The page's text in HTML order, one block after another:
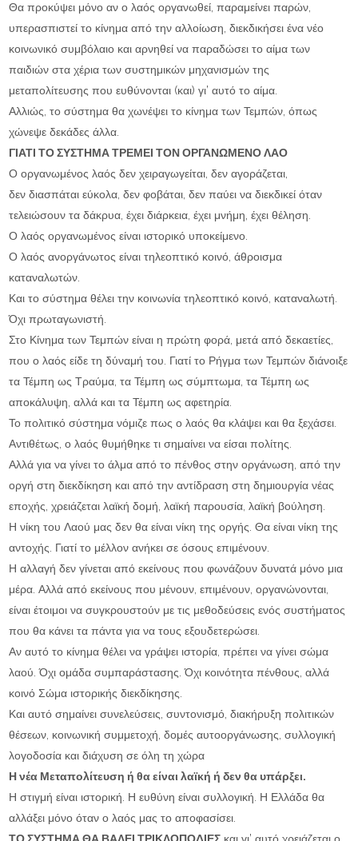
Θα προκύψει μόνο αν ο λαός οργανωθεί, παραμείνει παρών,
υπερασπιστεί το κίνημα από την αλλοίωση, διεκδικήσει ένα νέο
κοινωνικό συμβόλαιο και αρνηθεί να παραδώσει το αίμα των
παιδιών στα χέρια των συστημικών μηχανισμών της
μεταπολίτευσης που ευθύνονται (και) γι’ αυτό το αίμα.
Αλλιώς, το σύστημα θα χωνέψει το κίνημα των Τεμπών, όπως
χώνεψε δεκάδες άλλα.
ΓΙΑΤΙ ΤΟ ΣΥΣΤΗΜΑ ΤΡΕΜΕΙ ΤΟΝ ΟΡΓΑΝΩΜΕΝΟ ΛΑΟ
Ο οργανωμένος λαός δεν χειραγωγείται, δεν αγοράζεται,
δεν διασπάται εύκολα, δεν φοβάται, δεν παύει να διεκδικεί όταν
τελειώσουν τα δάκρυα, έχει διάρκεια, έχει μνήμη, έχει θέληση.
Ο λαός οργανωμένος είναι ιστορικό υποκείμενο.
Ο λαός ανοργάνωτος είναι τηλεοπτικό κοινό, άθροισμα
καταναλωτών.
Και το σύστημα θέλει την κοινωνία τηλεοπτικό κοινό, καταναλωτή.
Όχι πρωταγωνιστή.
Στο Κίνημα των Τεμπών είναι η πρώτη φορά, μετά από δεκαετίες,
που ο λαός είδε τη δύναμή του. Γιατί το Ρήγμα των Τεμπών διάνοιξε
τα Τέμπη ως Τραύμα, τα Τέμπη ως σύμπτωμα, τα Τέμπη ως
αποκάλυψη, αλλά και τα Τέμπη ως αφετηρία.
Το πολιτικό σύστημα νόμιζε πως ο λαός θα κλάψει και θα ξεχάσει.
Αντιθέτως, ο λαός θυμήθηκε τι σημαίνει να είσαι πολίτης.
Αλλά για να γίνει το άλμα από το πένθος στην οργάνωση, από την
οργή στη διεκδίκηση και από την αντίδραση στη δημιουργία νέας
εποχής, χρειάζεται λαϊκή δομή, λαϊκή παρουσία, λαϊκή βούληση.
Η νίκη του Λαού μας δεν θα είναι νίκη της οργής. Θα είναι νίκη της
αντοχής. Γιατί το μέλλον ανήκει σε όσους επιμένουν.
Η αλλαγή δεν γίνεται από εκείνους που φωνάζουν δυνατά μόνο μια
μέρα. Αλλά από εκείνους που μένουν, επιμένουν, οργανώνονται,
είναι έτοιμοι να συγκρουστούν με τις μεθοδεύσεις ενός συστήματος
που θα κάνει τα πάντα για να τους εξουδετερώσει.
Αν αυτό το κίνημα θέλει να γράψει ιστορία, πρέπει να γίνει σώμα
λαού. Όχι ομάδα συμπαράστασης. Όχι κοινότητα πένθους, αλλά
κοινό Σώμα ιστορικής διεκδίκησης.
Και αυτό σημαίνει συνελεύσεις, συντονισμό, διακήρυξη πολιτικών
θέσεων, κοινωνική συμμετοχή, δομές αυτοοργάνωσης, συλλογική
λογοδοσία και διάχυση σε όλη τη χώρα
Η νέα Μεταπολίτευση ή θα είναι λαϊκή ή δεν θα υπάρξει.
Η στιγμή είναι ιστορική. Η ευθύνη είναι συλλογική. Η Ελλάδα θα
αλλάξει μόνο όταν ο λαός μας το αποφασίσει.